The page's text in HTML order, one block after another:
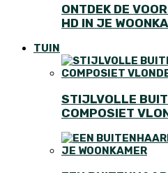
ONTDEK DE
HD IN JE
TUIN
STIJLVOLLE
COMPOSIET